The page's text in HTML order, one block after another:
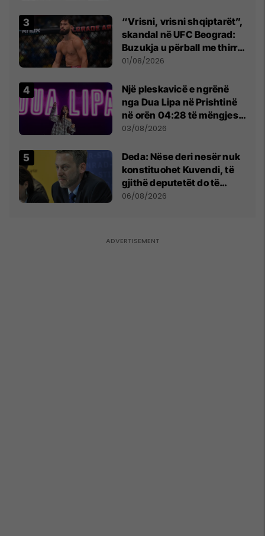
“Vrisni, vrisni shqiptarët”,
skandal në UFC Beograd:
Buzukja u përball me thirrje
anti-shqiptare nga
01/08/2026
Një pleskavicë e ngrënë
nga Dua Lipa në Prishtinë
në orën 04:28 të mëngjesit
- dhe bota digjitale serbe
03/08/2026
Deda: Nëse deri nesër nuk
konstituohet Kuvendi, të
gjithë deputetët do të
bëjnë shkelje të rëndë
06/08/2026